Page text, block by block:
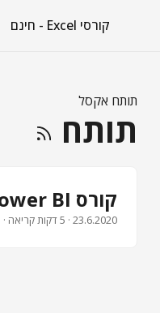
קורסי Excel - חינם
תותח אקסל
תותח
קורס Power BI - התקנת התוכנה
23.6.2020 · 5 דקות קריאה · 1003 מילים · איל ברדוגו